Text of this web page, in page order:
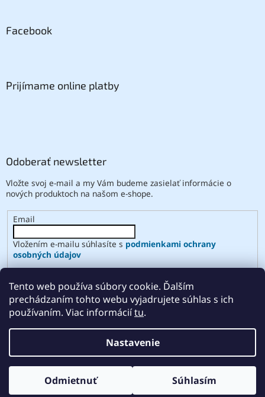
Tento web používa súbory cookie. Ďalším
prechádzaním tohto webu vyjadrujete súhlas s ich
používaním. Viac informáciítu.
Nastavenie
Odmietnuť Súhlasím
Facebook
Prijímame online platby
Odoberať newsletter
Vložte svoj e-mail a my Vám budeme zasielať informácie o
nových produktoch na našom e-shope.
Email
Vložením e-mailu súhlasíte s podmienkami ochrany
osobných údajov
PRIHLÁSIŤ SA
Copyright 2026ABSE. Všetky práva vyhradené.Upraviť
nastavenie cookies